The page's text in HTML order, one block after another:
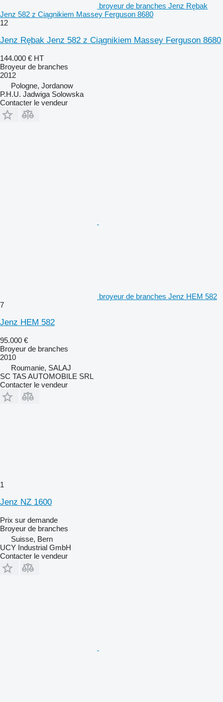
broyeur de branches Jenz Rębak
Jenz 582 z Ciągnikiem Massey Ferguson 8680
12
Jenz Rębak Jenz 582 z Ciągnikiem Massey Ferguson 8680
144.000 € HT
Broyeur de branches
2012
Pologne, Jordanow
P.H.U. Jadwiga Solowska
Contacter le vendeur
broyeur de branches Jenz HEM 582
7
Jenz HEM 582
95.000 €
Broyeur de branches
2010
Roumanie, SALAJ
SC TAS AUTOMOBILE SRL
Contacter le vendeur
1
Jenz NZ 1600
Prix sur demande
Broyeur de branches
Suisse, Bern
UCY Industrial GmbH
Contacter le vendeur